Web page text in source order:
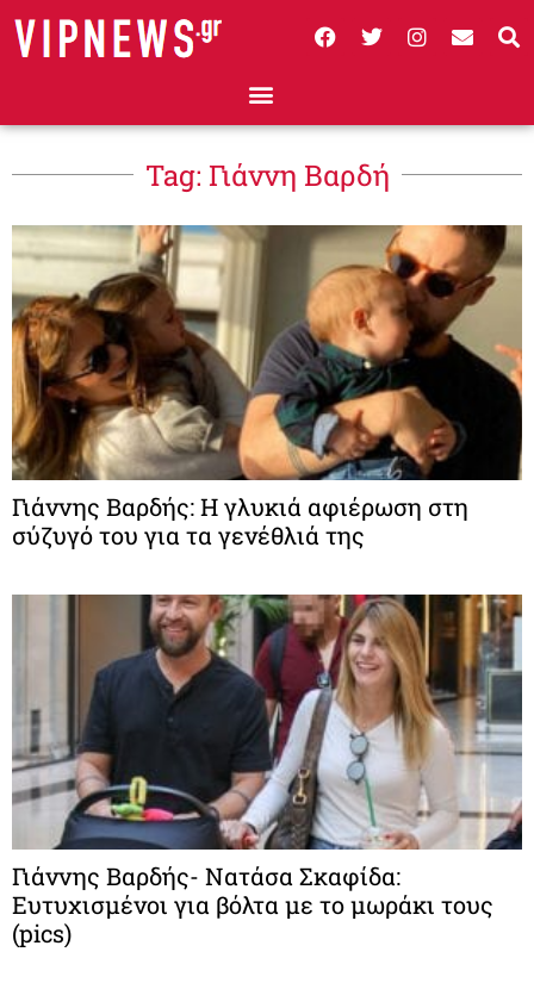
Tag: Γιάννη Βαρδή
Γιάννης Βαρδής: Η γλυκιά αφιέρωση στη
σύζυγό του για τα γενέθλιά της
Γιάννης Βαρδής- Νατάσα Σκαφίδα:
Ευτυχισμένοι για βόλτα με το μωράκι τους
(pics)